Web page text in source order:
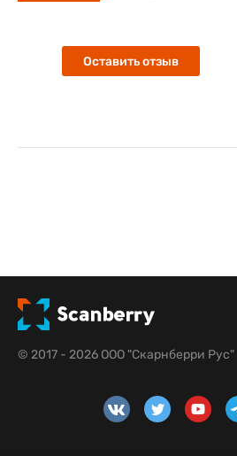
Оставить отзыв
© 2017 - 2026 ООО "Скарнберри Рус"